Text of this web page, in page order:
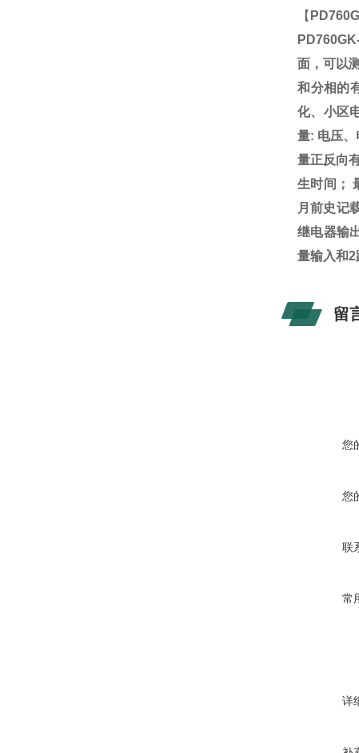
【
面，可以
和分相的
化、小区
量: 电压
量正反向
生时间；
月前史记
继电器输
量输入和
留
您
您
联
常
详